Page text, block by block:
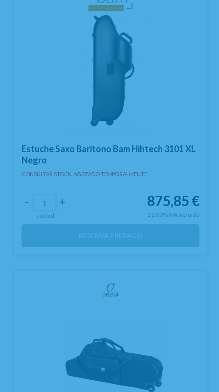
Estuche Saxo Baritono Bam Hihtech 3101 XL
Negro
CONSULTAR STOCK. AGOTADO TEMPORALMENTE.
875,85 €
21.00% IVA incluido
- +
unidad
RESERVA PREPAGO